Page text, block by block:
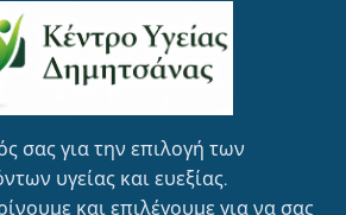
σας για την επιλογή των
υγείας και ευεξίας.
και επιλέγουμε για να σας